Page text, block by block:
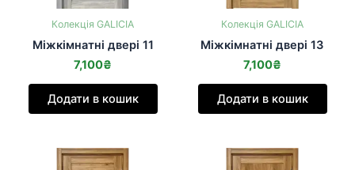
Колекція GALICIA
Міжкімнатні двері 11
7,100₴
Додати в кошик
Колекція GALICIA
Міжкімнатні двері 13
7,100₴
Додати в кошик